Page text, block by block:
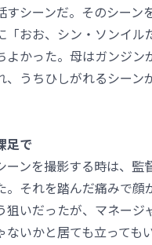
すシーンだ。そのシーン
「おお、シン・ソンイル
よかった。母はガンジン
、うちひしがれるシーン
足で
ーンを撮影する時は、監
。それを踏んだ痛みで顔
狙いだったが、マネージ
ないかと居ても立っても